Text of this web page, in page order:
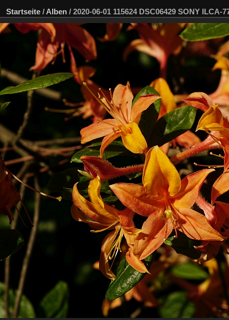
Startseite / Alben / 2020-06-01 115624 DSC06429 SONY ILCA-